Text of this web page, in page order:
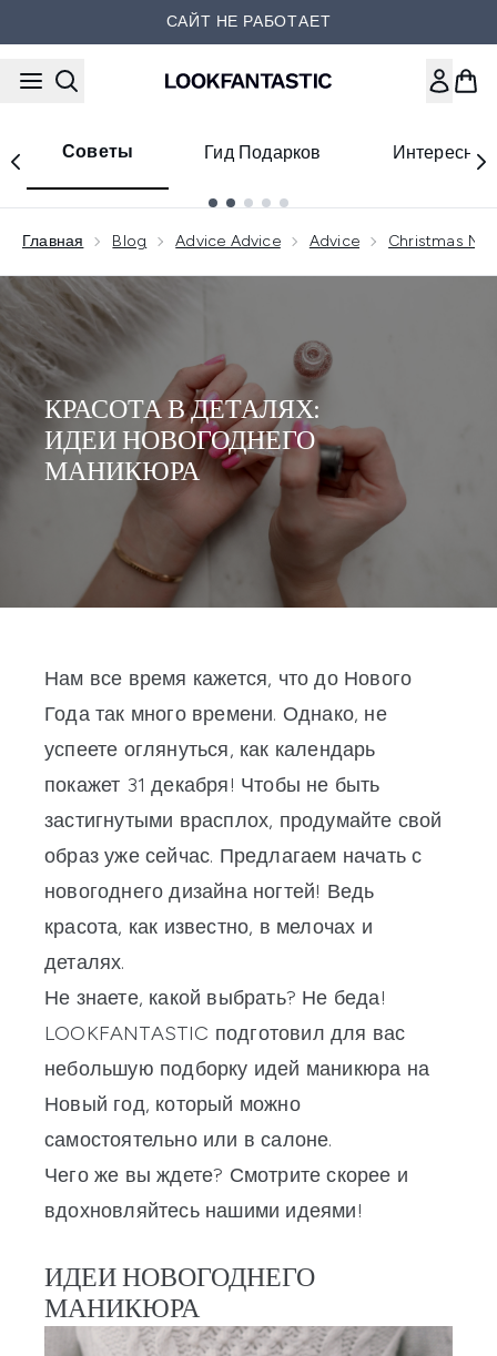
Перейти к основному
САЙТ НЕ РАБОТАЕТ
Советы Гид Подарков Интересное
Главная Blog Advice Advice Advice Christmas
КРАСОТА В ДЕТАЛЯХ:
ИДЕИ НОВОГОДНЕГО
МАНИКЮРА
Нам все время кажется, что до Нового
Года так много времени. Однако, не
успеете оглянуться, как календарь
покажет 31 декабря! Чтобы не быть
застигнутыми врасплох, продумайте свой
образ уже сейчас. Предлагаем начать с
новогоднего дизайна ногтей! Ведь
красота, как известно, в мелочах и
деталях.
Не знаете, какой выбрать? Не беда!
LOOKFANTASTIC подготовил для вас
небольшую подборку идей маникюра на
Новый год, который можно
самостоятельно или в салоне.
Чего же вы ждете? Смотрите скорее и
вдохновляйтесь нашими идеями!
ИДЕИ НОВОГОДНЕГО
МАНИКЮРА